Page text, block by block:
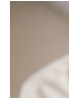
moda & ljepota